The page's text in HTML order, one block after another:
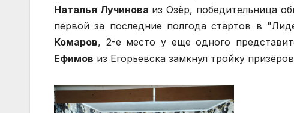
Наталья Лучинова из Озёр, победительница
первой за последние полгода стартов в
Комаров, 2-е место у еще одного
Ефимов из Егорьевска замкнул тройку